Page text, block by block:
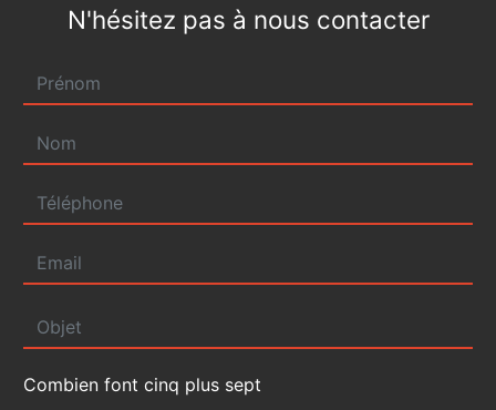
N'hésitez pas à nous contacter
Combien font cinq plus sept